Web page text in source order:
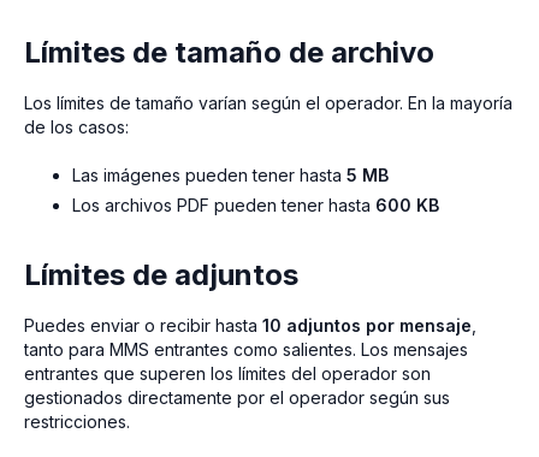
Límites de tamaño de archivo
Los límites de tamaño varían según el operador. En la mayoría
de los casos:
Las imágenes pueden tener hasta 5 MB
Los archivos PDF pueden tener hasta 600 KB
Límites de adjuntos
Puedes enviar o recibir hasta 10 adjuntos por mensaje
tanto para MMS entrantes como salientes. Los mensajes
entrantes que superen los límites del operador son
gestionados directamente por el operador según sus
restricciones.